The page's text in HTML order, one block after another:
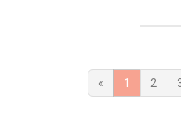
« 1 2